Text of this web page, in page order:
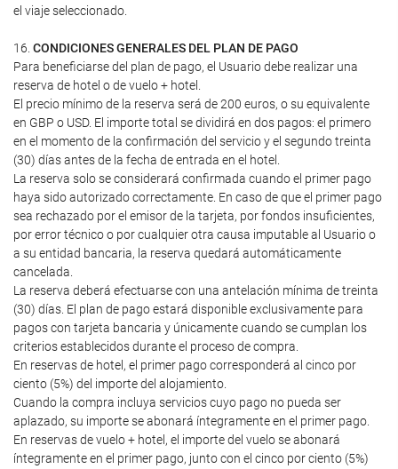
el viaje seleccionado.
16. CONDICIONES GENERALES DEL PLAN DE PAGO
Para beneficiarse del plan de pago, el Usuario debe realizar una
reserva de hotel o de vuelo + hotel.
El precio mínimo de la reserva será de 200 euros, o su equivalente
en GBP o USD. El importe total se dividirá en dos pagos: el primero
en el momento de la confirmación del servicio y el segundo treinta
(30) días antes de la fecha de entrada en el hotel.
La reserva solo se considerará confirmada cuando el primer pago
haya sido autorizado correctamente. En caso de que el primer pago
sea rechazado por el emisor de la tarjeta, por fondos insuficientes,
por error técnico o por cualquier otra causa imputable al Usuario o
a su entidad bancaria, la reserva quedará automáticamente
cancelada.
La reserva deberá efectuarse con una antelación mínima de treinta
(30) días. El plan de pago estará disponible exclusivamente para
pagos con tarjeta bancaria y únicamente cuando se cumplan los
criterios establecidos durante el proceso de compra.
En reservas de hotel, el primer pago corresponderá al cinco por
ciento (5%) del importe del alojamiento.
Cuando la compra incluya servicios cuyo pago no pueda ser
aplazado, su importe se abonará íntegramente en el primer pago.
En reservas de vuelo + hotel, el importe del vuelo se abonará
íntegramente en el primer pago, junto con el cinco por ciento (5%)